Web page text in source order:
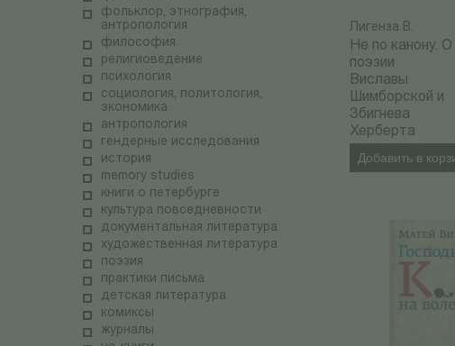
фольклор, этнография,
антропология
философия
религиоведение
психология
социология, политология,
экономика
антропология
гендерные исследования
история
memory studies
книги о петербурге
культура повседневности
документальная литература
художественная литература
поэзия
практики письма
детская литература
комиксы
журналы
Лигенза В.
Не по канону. О
поэзии
Виславы
Шимборской и
Збигнева
Херберта
Добавить в